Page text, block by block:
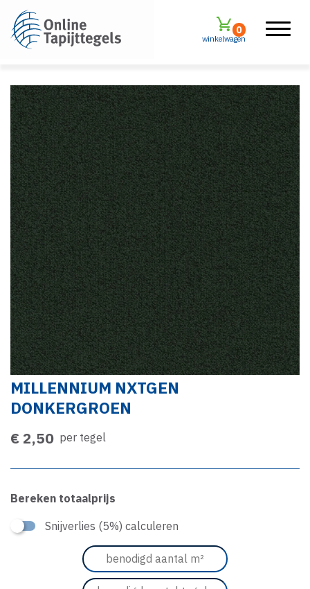
winkelwagen
0
MILLENNIUM NXTGEN
DONKERGROEN
€ 2,50 per tegel
Bereken totaalprijs
Snijverlies (5%) calculeren